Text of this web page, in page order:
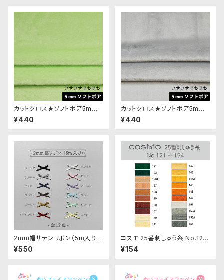
カットクロス★ソフトボア5mm
(レタス)LB019 ボア生地 50cm
× 45cm
¥440
カットクロス★ソフトボア5mm
(ペールグレー)LB004 ボア生
地 50cm × 45cm
¥440
2mm幅サテンリボン（5m入り）
各色｜清原株式会社
¥550
コスモ 25番刺しゅう糸 No.121‾
154
¥154